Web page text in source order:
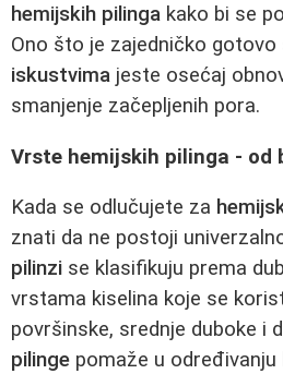
hemijskih pilinga kako bi se
Ono što je zajedničko gotovo
iskustvima jeste osećaj
smanjenje začepljenih pora.
Vrste hemijskih pilinga - od
Kada se odlučujete za
znati da ne postoji
pilinzi se klasifikuju prema
vrstama kiselina koje se
površinske, srednje duboke i
pilinge pomaže u